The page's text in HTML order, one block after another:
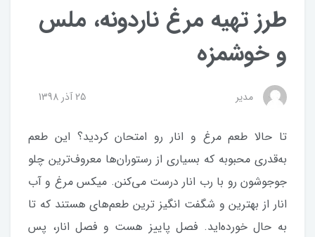
طرز تهیه مرغ ناردونه، ملس
و خوشمزه
مدیر 25 آذر 1398
تا حالا طعم مرغ و انار رو امتحان کردید؟ این طعم
به‌قدری محبوبه که بسیاری از رستوران‌ها معروف‌ترین چلو
جوجوشون رو با رب انار درست می‌کنن. میکس مرغ و آب
انار از بهترین و شگفت انگیز ترین طعم‌های هستند که تا
به حال خورده‌اید. فصل پاییز هست و فصل انار، پس